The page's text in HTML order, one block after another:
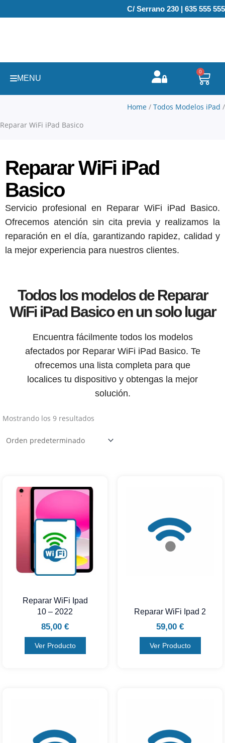
al
C/ Serrano 230 | 635 555 555
MENU
0
Home / Todos Modelos iPad /
Reparar WiFi iPad Basico
Reparar WiFi iPad
Basico
Servicio profesional en Reparar WiFi iPad Basico.
Ofrecemos atención sin cita previa y realizamos la
reparación en el día, garantizando rapidez, calidad y
la mejor experiencia para nuestros clientes.
Todos los modelos de Reparar
WiFi iPad Basico en un solo lugar
Encuentra fácilmente todos los modelos
afectados por Reparar WiFi iPad Basico. Te
ofrecemos una lista completa para que
localices tu dispositivo y obtengas la mejor
solución.
Mostrando los 9 resultados
Reparar WiFi Ipad
10 – 2022
85,00 €
Ver Producto
Reparar WiFi Ipad 2
59,00 €
Ver Producto